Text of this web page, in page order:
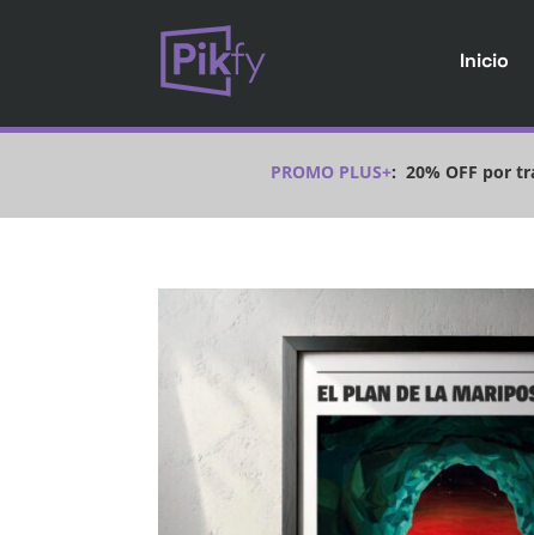
Inicio
PROMO PLUS+: 20% OFF por